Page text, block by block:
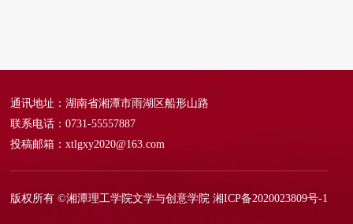
通讯地址：湖南省湘潭市雨湖区船形山路
联系电话：0731-55557887
投稿邮箱：xtlgxy2020@163.com
版权所有 ©湘潭理工学院文学与创意学院湘ICP备2020023809号-1